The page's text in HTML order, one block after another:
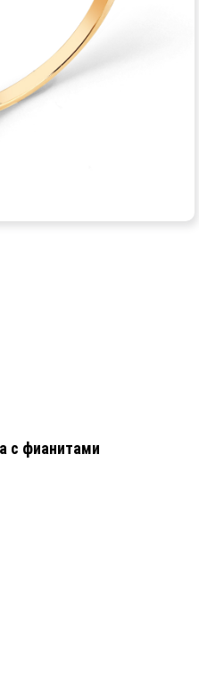
c фианитами